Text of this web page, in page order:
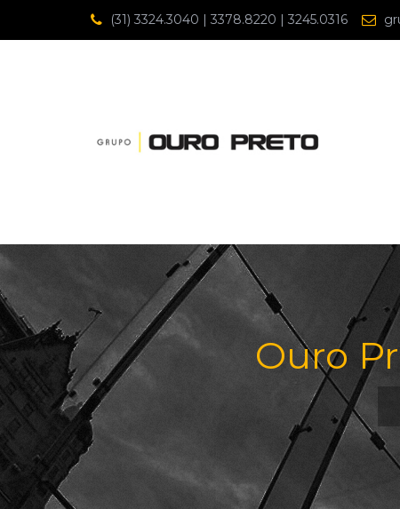
(31) 3324.3040 | 3378.8220 | 3245.0316
Ouro